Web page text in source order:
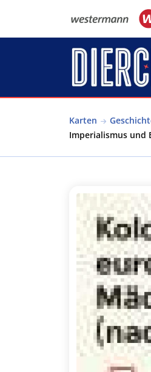
Karten
Imperialismus und